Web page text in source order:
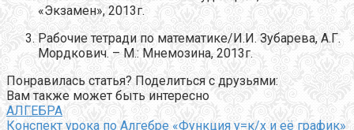
«Экзамен», 2013г.
Рабочие тетради по математике/И.И. Зубарева, А.Г.
Мордкович. – М.: Мнемозина, 2013г.
Понравилась статья? Поделиться с друзьями:
Вам также может быть интересно
АЛГЕБРА
Конспект урока по Алгебре «Функция у=к/х и её график»